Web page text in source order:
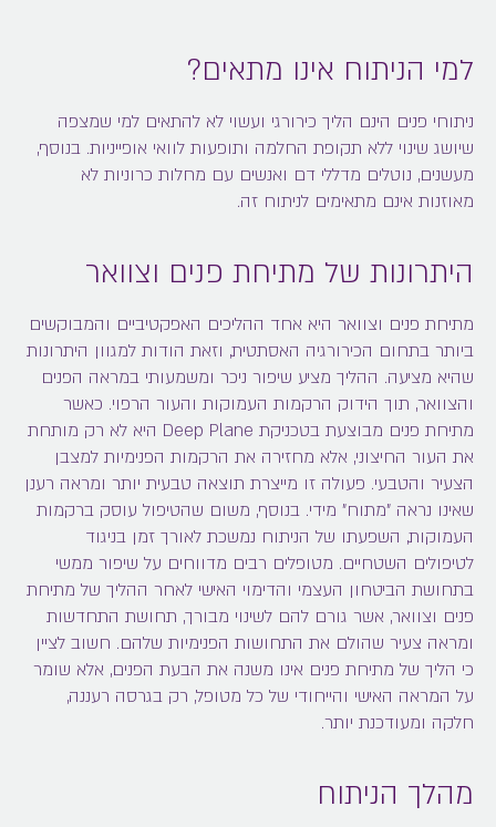
למי הניתוח אינו מתאים?
ניתוחי פנים הינם הליך כירורגי ועשוי לא להתאים למי שמצפה
שיושג שינוי ללא תקופת החלמה ותופעות לוואי אופייניות. בנוסף,
מעשנים, נוטלים מדללי דם ואנשים עם מחלות כרוניות לא
מאוזנות אינם מתאימים לניתוח זה.
היתרונות של מתיחת פנים וצוואר
מתיחת פנים וצוואר היא אחד ההליכים האפקטיביים והמבוקשים
ביותר בתחום הכירורגיה האסתטית, וזאת הודות למגוון היתרונות
שהיא מציעה. ההליך מציע שיפור ניכר ומשמעותי במראה הפנים
והצוואר, תוך הידוק הרקמות העמוקות והעור הרפוי. כאשר
מתיחת פנים
מבוצעת בטכניקת Deep Plane היא לא רק מותחת
את העור החיצוני, אלא מחזירה את הרקמות הפנימיות למצבן
הצעיר והטבעי. פעולה זו מייצרת תוצאה טבעית יותר ומראה רענן
שאינו נראה "מתוח" מידי. בנוסף, משום שהטיפול עוסק ברקמות
העמוקות, השפעתו של הניתוח נמשכת לאורך זמן בניגוד
לטיפולים השטחיים. מטופלים רבים מדווחים על שיפור ממשי
בתחושת הביטחון העצמי והדימוי האישי לאחר ההליך של מתיחת
פנים וצוואר, אשר גורם להם לשינוי מבורך, תחושת התחדשות
ומראה צעיר שהולם את התחושות הפנימיות שלהם. חשוב לציין
כי הליך של מתיחת פנים אינו משנה את הבעת הפנים, אלא שומר
על המראה האישי והייחודי של כל מטופל, רק בגרסה רעננה,
חלקה ומעודכנת יותר.
מהלך הניתוח